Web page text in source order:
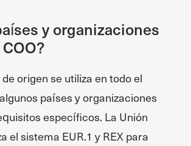
y organizaciones
origen se utiliza en todo el
países y organizaciones
específicos. La Unión
el sistema EUR.1 y REX para